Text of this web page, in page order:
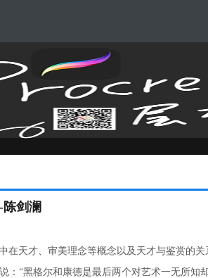
陈剑澜
天才、审美理念等概念以及天才与鉴赏的
“黑格尔和康德是最后两个对艺术一无所知